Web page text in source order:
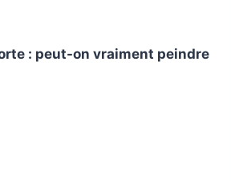
: peut-on vraiment peindre